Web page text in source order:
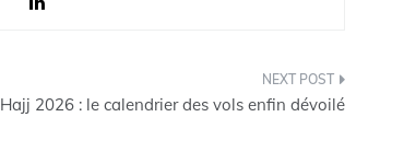
Hajj 2026 : le calendrier des vols enfin dévoilé